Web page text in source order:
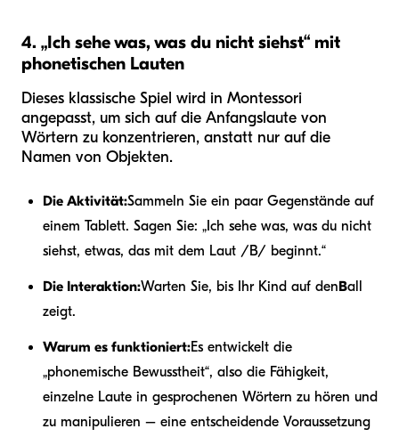
4. „Ich sehe was, was du nicht siehst“ mit
phonetischen Lauten
Dieses klassische Spiel wird in Montessori
angepasst, um sich auf die Anfangslaute von
Wörtern zu konzentrieren, anstatt nur auf die
Namen von Objekten.
Die Aktivität:Sammeln Sie ein paar Gegenstände auf
einem Tablett. Sagen Sie: „Ich sehe was, was du nicht
siehst, etwas, das mit dem Laut /B/ beginnt.“
Die Interaktion:Warten Sie, bis Ihr Kind auf denBall
zeigt.
Warum es funktioniert:Es entwickelt die
„phonemische Bewusstheit“, also die Fähigkeit,
einzelne Laute in gesprochenen Wörtern zu hören und
zu manipulieren – eine entscheidende Voraussetzung